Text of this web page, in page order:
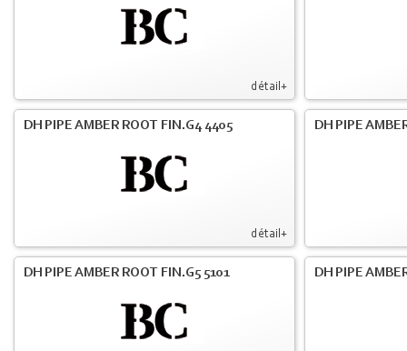
détail+
détail+
DH PIPE AMBER ROOT FIN.G4 4405 DH PIPE
DH PIPE AMBER ROOT FIN.G5 5101 DH PIPE